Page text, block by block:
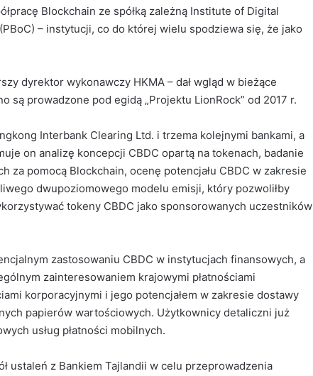
Blockchain ze spółką zależną Institute of Digital
– instytucji, co do której wielu spodziewa się, że jako
dyrektor wykonawczy HKMA – dał wgląd w bieżące
są prowadzone pod egidą „Projektu LionRock” od 2017 r.
Interbank Clearing Ltd. i trzema kolejnymi bankami, a
on analizę koncepcji CBDC opartą na tokenach, badanie
za pomocą Blockchain, ocenę potencjału CBDC w zakresie
dwupoziomowego modelu emisji, który pozwoliłby
tokeny CBDC jako sponsorowanych uczestników
zastosowaniu CBDC w instytucjach finansowych, a
zainteresowaniem krajowymi płatnościami
korporacyjnymi i jego potencjałem w zakresie dostawy
papierów wartościowych. Użytkownicy detaliczni już
usług płatności mobilnych.
ustaleń z Bankiem Tajlandii w celu przeprowadzenia